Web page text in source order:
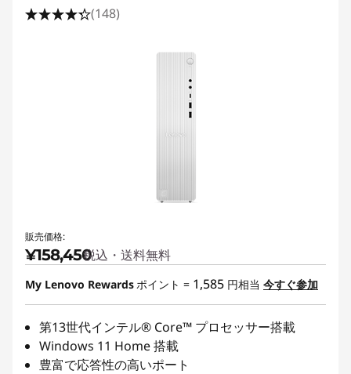
(148)
販売価格:
¥158,450税込・送料無料
My Lenovo Rewardsポイント = 1,585 円相当 今すぐ参加
第13世代インテル® Core™ プロセッサー搭載
Windows 11 Home 搭載
豊富で応答性の高いポート